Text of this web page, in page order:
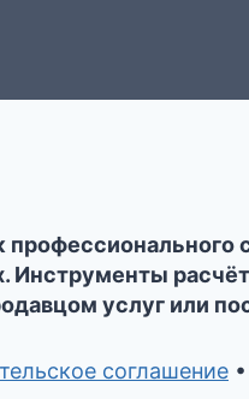
услуг или
соглашение •